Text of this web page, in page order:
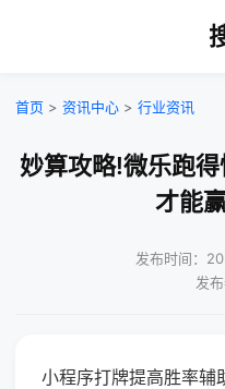
首页 > 资讯中心 > 行业资讯
妙算攻略!微乐跑
才能
发布时间：
发
小程序打牌提高胜率辅